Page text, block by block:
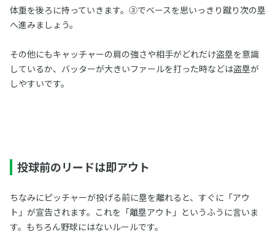
体重を後ろに持っていきます。③でベースを思いっきり蹴り次の塁
へ進みましょう。
その他にもキャッチャーの肩の強さや相手がどれだけ盗塁を意識
しているか、バッターが大きいファールを打った時などは盗塁が
しやすいです。
投球前のリードは即アウト
ちなみにピッチャーが投げる前に塁を離れると、すぐに「アウ
ト」が宣告されます。これを「離塁アウト」というふうに言いま
す。もちろん野球にはないルールです。